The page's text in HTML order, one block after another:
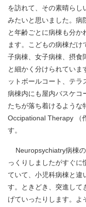
を訪れて、その素晴らし
みたいと思いました。病
と年齢ごとに病棟も分か
ます。こどもの病棟だ
子病棟、女子病棟、摂食
と細かく分けられていま
ットボールコート、テラ
病棟内にも屋内バスケコ
たちが落ち着けるような
Occipational Therapy （
す。
Neuropsychiatry病棟
っくりしましたがすぐに
ていて、小児科病棟と違
す。ときどき、突進して
げていったりします。よ